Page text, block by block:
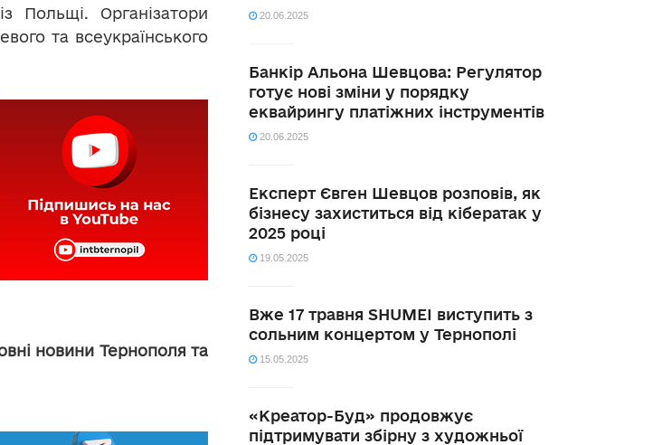
Польщі. Організатори
та всеукраїнського
новини Тернополя та
20.06.2025
Банкір Альона Шевцова: Регулятор
готує нові зміни у порядку
еквайрингу платіжних інструментів
20.06.2025
Експерт Євген Шевцов розповів, як
бізнесу захиститься від кібератак у
2025 році
19.05.2025
Вже 17 травня SHUMEI виступить з
сольним концертом у Тернополі
15.05.2025
«Креатор-Буд» продовжує
підтримувати збірну з художньої